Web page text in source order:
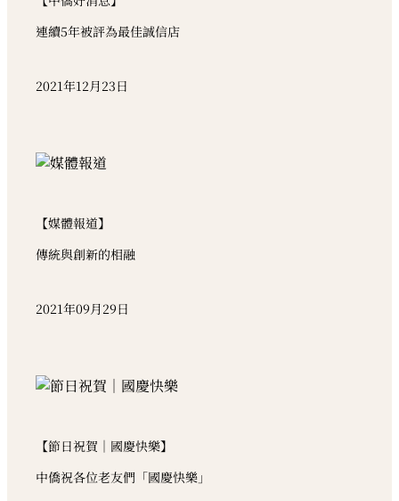
連續5年被評為最佳誠信店
2021年12月23日
【媒體報道】
傳統與創新的相融
2021年09月29日
【節日祝賀｜國慶快樂】
中僑祝各位老友們「國慶快樂」